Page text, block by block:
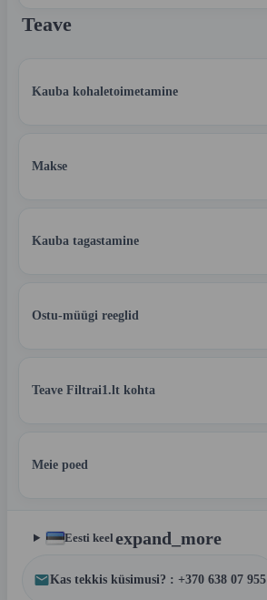
Teave
Kauba kohaletoimetamine
Makse
Kauba tagastamine
Ostu-müügi reeglid
Teave Filtrai1.lt kohta
Meie poed
Eesti keel expand_more
Kas tekkis küsimusi? : +370 638 07 955